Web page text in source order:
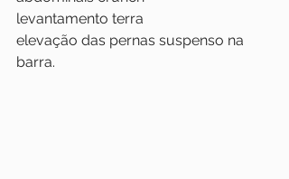
levantamento terra
elevação das pernas suspenso na
barra.